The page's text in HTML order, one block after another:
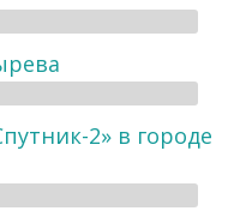
2» в городе